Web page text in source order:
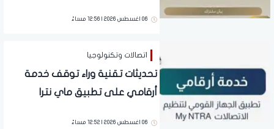
06 اغسطس 2026 | 12:56 مساءً
اتصالات وتكنولوجيا
تحديثات تقنية وراء توقف خدمة
أرقامي على تطبيق ماي نترا
06 اغسطس 2026 | 12:52 مساءً